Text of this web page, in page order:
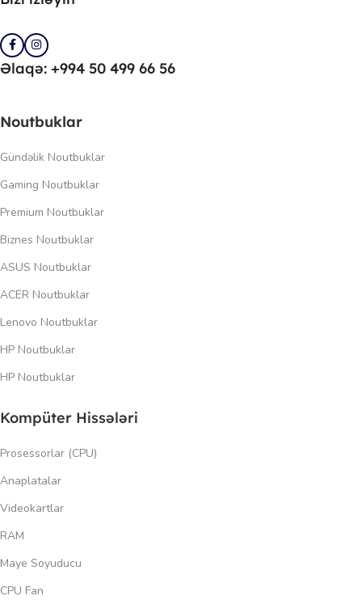
Əlaqə: +994 50 499 66 56
Noutbuklar
Gündəlik Noutbuklar
Gaming Noutbuklar
Premium Noutbuklar
Biznes Noutbuklar
ASUS Noutbuklar
ACER Noutbuklar
Lenovo Noutbuklar
HP Noutbuklar
HP Noutbuklar
Kompüter Hissələri
Prosessorlar (CPU)
Anaplatalar
Videokartlar
RAM
Maye Soyuducu
CPU Fan